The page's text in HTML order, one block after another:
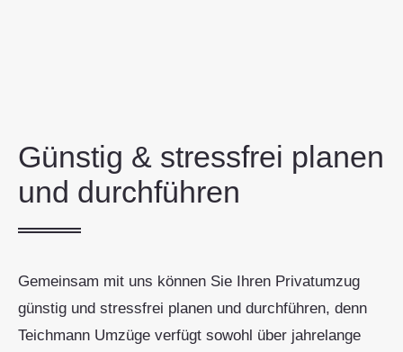
Günstig & stressfrei planen
und durchführen
Gemeinsam mit uns können Sie Ihren Privatumzug
günstig und stressfrei planen und durchführen, denn
Teichmann Umzüge verfügt sowohl über jahrelange